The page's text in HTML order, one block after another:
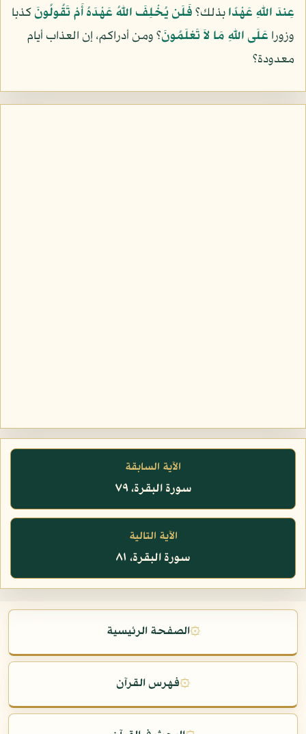
عِندَ اللّهِ عَهْدًابذلك؟فَلَن يُخْلِفَ اللّهُ عَهْدَهُ أَمْ تَقُولُونَكذبا
وزوراعَلَى اللّهِ مَا لاَ تَعْلَمُونَ؟ ومن أدراكم، إن العذاب أيام
معدودة؟
الآية السابقة
سورة البقرة، ٧٩
الآية التالية
سورة البقرة، ٨١
۞الصفحة الرئيسية
۞فهرس القرآن